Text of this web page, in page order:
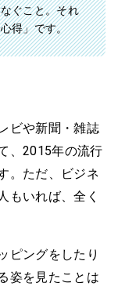
ぐこと。それ
得」です。
ビや新聞・雑誌
、2015年の流行
。ただ、ビジネ
もいれば、全く
ピングをしたり
姿を見たことは